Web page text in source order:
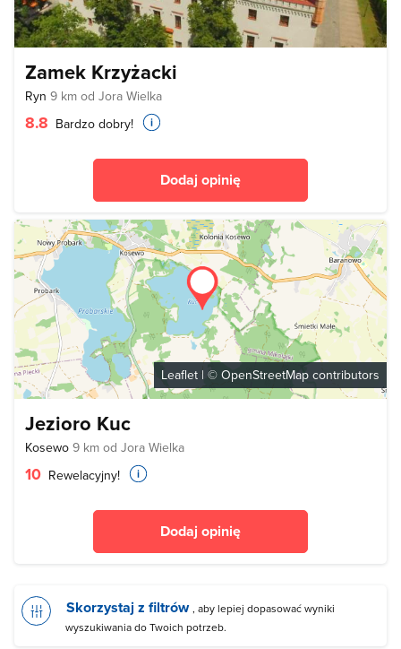
Zamek Krzyżacki
Ryn 9 km od Jora Wielka
8.8 Bardzo dobry!
Dodaj opinię
Leaflet | © OpenStreetMap contributors
Jezioro Kuc
Kosewo 9 km od Jora Wielka
10 Rewelacyjny!
Dodaj opinię
Skorzystaj z filtrów , aby lepiej dopasować wyniki
wyszukiwania do Twoich potrzeb.